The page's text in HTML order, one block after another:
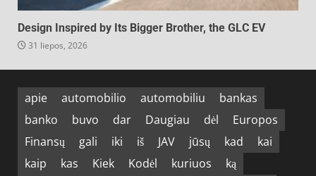
Design Inspired by Its Bigger Brother, the GLC EV
31 liepos, 2026
apie automobilio automobiliu
bankas
banko
buvo dar Daugiau dėl
Europos
Finansų
gali iki iš JAV jūsų kad
kai
kaip
kas Kiek Kodėl kuriuos
ką